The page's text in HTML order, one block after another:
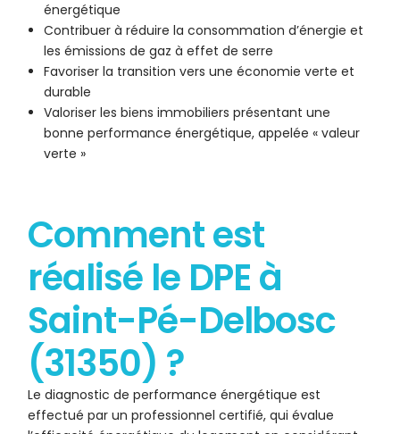
énergétique
Contribuer à réduire la consommation d’énergie et
les émissions de gaz à effet de serre
Favoriser la transition vers une économie verte et
durable
Valoriser les biens immobiliers présentant une
bonne performance énergétique, appelée « valeur
verte »
Comment est
réalisé le DPE à
Saint-Pé-Delbosc
(31350) ?
Le diagnostic de performance énergétique est
effectué par un professionnel certifié, qui évalue